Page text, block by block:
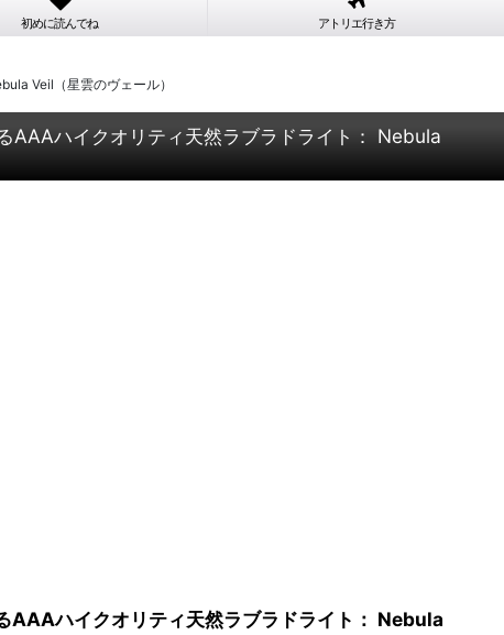
初めに読んでね アトリエ行き方
Veil（星雲のヴェール）
ハイクオリティ天然ラブラドライト： Nebula
ハイクオリティ天然ラブラドライト： Nebula